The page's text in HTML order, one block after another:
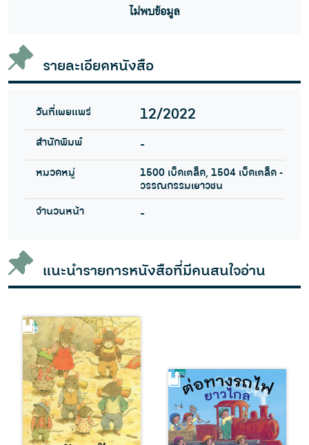
ไม่พบข้อมูล
รายละเอียดหนังสือ
วันที่เผยแพร่ 12/2022
สำนักพิมพ์ -
หมวดหมู่
1500 เบ็ดเตล็ด, 1504 เบ็ดเตล็ด -
วรรณกรรมเยาวชน
จำนวนหน้า
-
แนะนำรายการหนังสือที่มีคนสนใจอ่าน